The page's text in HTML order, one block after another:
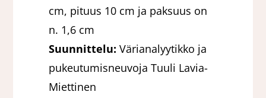
cm, pituus 10 cm ja paksuus on
n. 1,6 cm
Suunnittelu: Värianalyytikko ja
pukeutumisneuvoja Tuuli Lavia-
Miettinen